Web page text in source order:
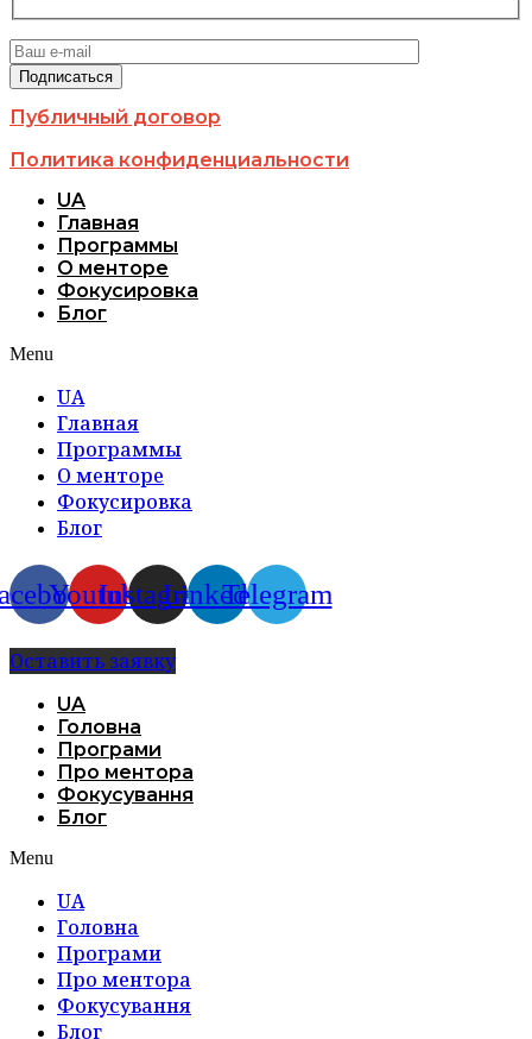
Публичный договор
Политика конфиденциальности
UA
Главная
Программы
О менторе
Фокусировка
Блог
Menu
UA
Главная
Программы
О менторе
Фокусировка
Блог
YoutubeInstagramLinkedinTelegram
Оставить заявку
UA
Головна
Програми
Про ментора
Фокусування
Блог
Menu
UA
Головна
Програми
Про ментора
Фокусування
Блог